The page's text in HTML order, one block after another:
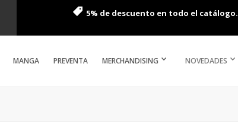
5% de descuento en todo el catálogo.
MANGA PREVENTA MERCHANDISING NOVEDADES